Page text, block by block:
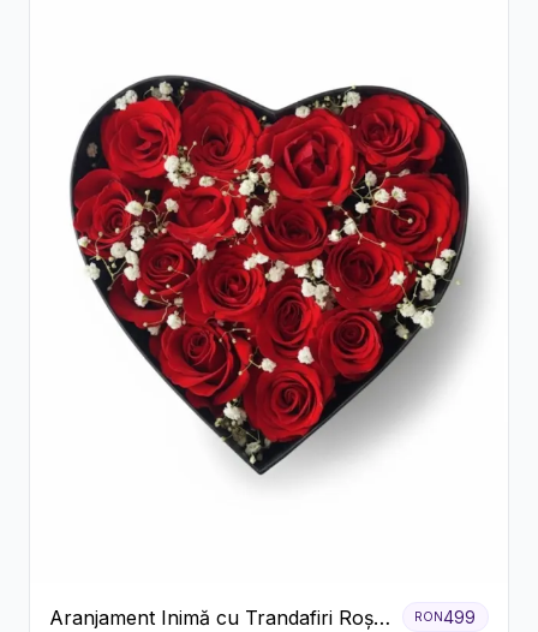
Aranjament Inimă cu Trandafiri Roșii
RON499